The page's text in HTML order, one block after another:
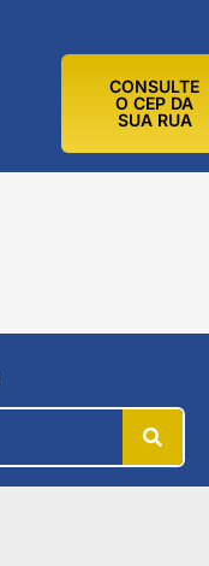
CONSULTE
O CEP DA
SUA RUA